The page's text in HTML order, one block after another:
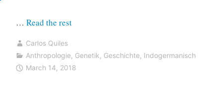
… Read the rest
Stämme
aus
Carlos Quiles
Anthropologie, Genetik, Geschichte, Indogermanisch
March 14, 2018